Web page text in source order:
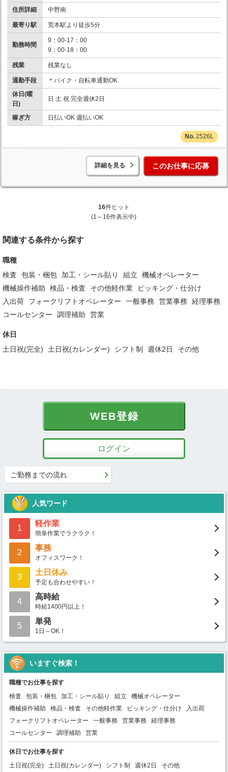
住所詳細 中野南
最寄り駅 荒本駅より徒歩5分
勤務時間
9：00-17：00
9：00-18：00
残業 残業なし
通勤手段
＊バイク・自転車通勤OK
休日(曜
日)
日 土 祝 完全週休2日
稼ぎ方 日払いOK 週払いOK
2526L
詳細を見る このお仕事に応募
16件ヒット
(1～16件表示中)
関連する条件から探す
職種
検査
包装・梱包 加工・シール貼り 組立
機械オペレーター
機械操作補助
検品・検査 その他軽作業
ピッキング・仕分け
入出荷
フォークリフトオペレーター 一般事務 営業事務
経理事務
コールセンター
調理補助 営業
休日
土日祝(完全)
土日祝(カレンダー) シフト制 週休2日 その他
WEB登録
ログイン
ご勤務までの流れ
人気ワード
1
軽作業
簡単作業でラクラク！
2
事務
オフィスワーク！
3
土日休み
予定も合わせやすい！
4
高時給
時給1400円以上！
5
単発
1日～OK！
いますぐ検索！
職種でお仕事を探す
検査
包装・梱包 加工・シール貼り 組立
機械オペレーター
機械操作補助
検品・検査 その他軽作業 ピッキング・仕分け
入出荷
フォークリフトオペレーター
一般事務 営業事務
経理事務
コールセンター
調理補助 営業
休日でお仕事を探す
土日祝(完全)
土日祝(カレンダー) シフト制 週休2日 その他